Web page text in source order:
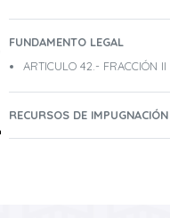
FUNDAMENTO LEGAL
ARTICULO 42.- FRACCIÓN
RECURSOS DE IMPUGNACIÓN